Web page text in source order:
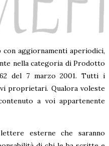
con aggiornamenti aperiodici,
nella categoria di Prodotto
del 7 marzo 2001. Tutti i
proprietari. Qualora voleste
a voi appartenente
esterne che saranno